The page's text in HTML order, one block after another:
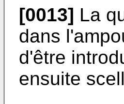
[0013] La
dans
d'être
ensuite